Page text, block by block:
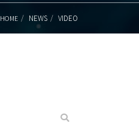
HOME NEWS VIDEO